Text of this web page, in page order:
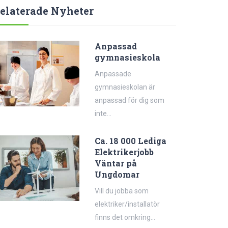
Nyheter
Anpassad
gymnasieskola
Anpassade
gymnasieskolan är
anpassad för dig som
inte...
Ca. 18 000 Lediga
Elektrikerjobb
Väntar på
Ungdomar
Vill du jobba som
elektriker/installatör
finns det omkring...